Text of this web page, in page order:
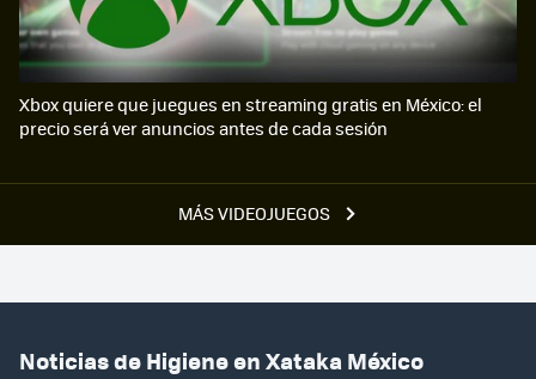
MÁS VIDEOJUEGOS
Xbox quiere que juegues en streaming gratis en México: el
precio será ver anuncios antes de cada sesión
Noticias de Higiene en Xataka México